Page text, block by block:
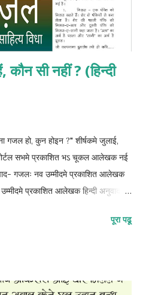
सी नहीं ? (हिन्दी
गजल हो, कुन होइन ?" शीर्षकमे जुलाई,
सभमे प्रकाशित भऽ चूकल आलेखक नई
गजलः नव उम्मीदमे प्रकाशित आलेखक
प्रकाशित आलेखक हिन्दी अनुवाद -
पूरा पढू